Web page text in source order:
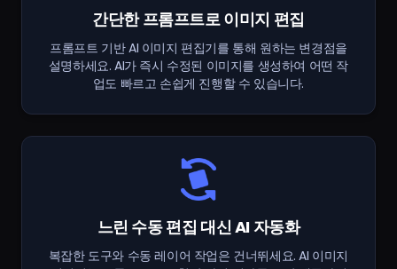
간단한 프롬프트로 이미지 편집
프롬프트 기반 AI 이미지 편집기를 통해 원하는 변경점을
설명하세요. AI가 즉시 수정된 이미지를 생성하여 어떤 작
업도 빠르고 손쉽게 진행할 수 있습니다.
느린 수동 편집 대신 AI 자동화
복잡한 도구와 수동 레이어 작업은 건너뛰세요. AI 이미지